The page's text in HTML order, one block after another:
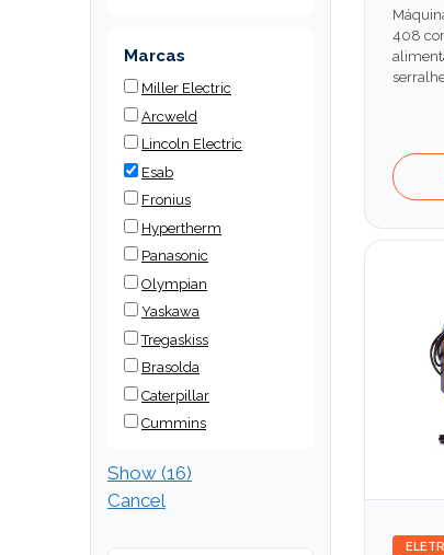
408
Marcas
Miller Electric
Arcweld
Lincoln Electric
Esab
Fronius
Hypertherm
Panasonic
Olympian
Yaskawa
Tregaskiss
Brasolda
Caterpillar
Cummins
Show (16)
Cancel